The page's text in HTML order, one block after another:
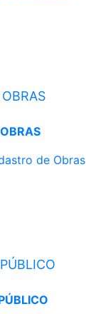
de Obras